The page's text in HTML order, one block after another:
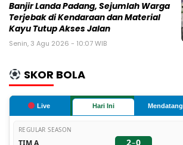
Banjir Landa Padang, Sejumlah Warga
Terjebak di Kendaraan dan Material
Kayu Tutup Akses Jalan
Senin, 3 Agu 2026 - 10:07 WIB
SKOR BOLA
Live Hari Ini Mendatang
REGULAR SEASON
TIM A 2–0